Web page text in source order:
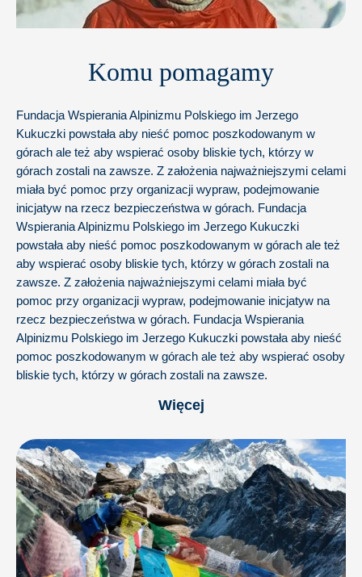
Komu pomagamy
Fundacja Wspierania Alpinizmu Polskiego im Jerzego
Kukuczki powstała aby nieść pomoc poszkodowanym w
górach ale też aby wspierać osoby bliskie tych, którzy w
górach zostali na zawsze. Z założenia najważniejszymi celami
miała być pomoc przy organizacji wypraw, podejmowanie
inicjatyw na rzecz bezpieczeństwa w górach. Fundacja
Wspierania Alpinizmu Polskiego im Jerzego Kukuczki
powstała aby nieść pomoc poszkodowanym w górach ale też
aby wspierać osoby bliskie tych, którzy w górach zostali na
zawsze. Z założenia najważniejszymi celami miała być
pomoc przy organizacji wypraw, podejmowanie inicjatyw na
rzecz bezpieczeństwa w górach. Fundacja Wspierania
Alpinizmu Polskiego im Jerzego Kukuczki powstała aby nieść
pomoc poszkodowanym w górach ale też aby wspierać osoby
bliskie tych, którzy w górach zostali na zawsze.
Więcej